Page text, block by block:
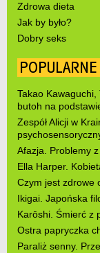
Zdrowa dieta
Jak by było?
Dobry seks
Takao
butoh na
Zespół Alicji w
Afazja. Problemy
Ella Harper.
Czym jest zdrowe
Ikigai. Japońska
Karōshi. Śmierć z
Ostra papryczka
Paraliż senny.